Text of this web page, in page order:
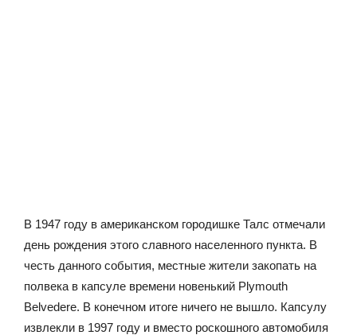
В 1947 году в американском городишке Талс отмечали
день рождения этого славного населенного пункта. В
честь данного события, местные жители закопать на
полвека в капсуле времени новенький Plymouth
Belvedere. В конечном итоге ничего не вышло. Капсулу
извлекли в 1997 году и вместо роскошного автомобиля